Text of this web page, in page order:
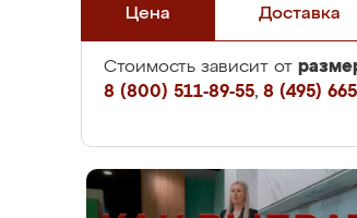
Цена Доставка
Стоимость зависит от
8 (800) 511-89-55, 8 (495)